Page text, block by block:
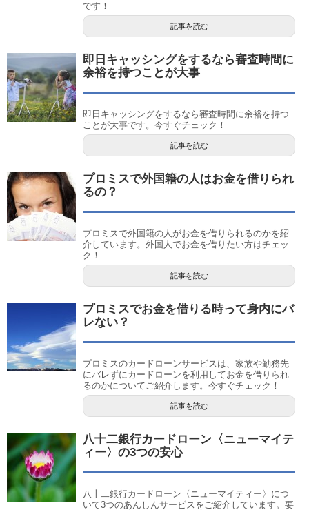
です！
記事を読む
即日キャッシングをするなら審査時間に
余裕を持つことが大事
即日キャッシングをするなら審査時間に余裕を持つ
ことが大事です。今すぐチェック！
記事を読む
プロミスで外国籍の人はお金を借りられ
るの？
プロミスで外国籍の人がお金を借りられるのかを紹
介しています。外国人でお金を借りたい方はチェッ
ク！
記事を読む
プロミスでお金を借りる時って身内にバ
レない？
プロミスのカードローンサービスは、家族や勤務先
にバレずにカードローンを利用してお金を借りられ
るのかについてご紹介します。今すぐチェック！
記事を読む
八十二銀行カードローン〈ニューマイテ
ィー〉の3つの安心
八十二銀行カードローン〈ニューマイティー〉につ
いて3つのあんしんサービスをご紹介しています。要